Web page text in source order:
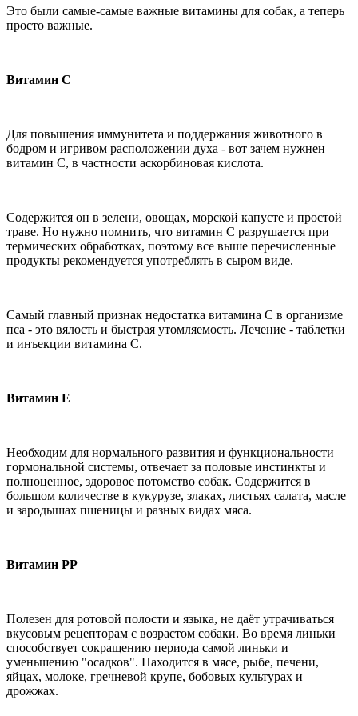
Это были самые-самые важные витамины для собак, а теперь
просто важные.
Витамин С
Для повышения иммунитета и поддержания животного в
бодром и игривом расположении духа - вот зачем нужнен
витамин С, в частности аскорбиновая кислота.
Содержится он в зелени, овощах, морской капусте и простой
траве. Но нужно помнить, что витамин C разрушается при
термических обработках, поэтому все выше перечисленные
продукты рекомендуется употреблять в сыром виде.
Самый главный признак недостатка витамина C в организме
пса - это вялость и быстрая утомляемость. Лечение - таблетки
и инъекции витамина C.
Витамин Е
Необходим для нормального развития и функциональности
гормональной системы, отвечает за половые инстинкты и
полноценное, здоровое потомство собак. Содержится в
большом количестве в кукурузе, злаках, листьях салата, масле
и зародышах пшеницы и разных видах мяса.
Витамин РР
Полезен для ротовой полости и языка, не даёт утрачиваться
вкусовым рецепторам с возрастом собаки. Во время линьки
способствует сокращению периода самой линьки и
уменьшению "осадков". Находится в мясе, рыбе, печени,
яйцах, молоке, гречневой крупе, бобовых культурах и
дрожжах.